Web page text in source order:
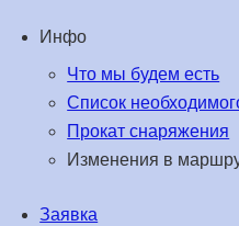
Инфо
Что мы будем есть
Список
Прокат снаряжения
Изменения в
Заявка